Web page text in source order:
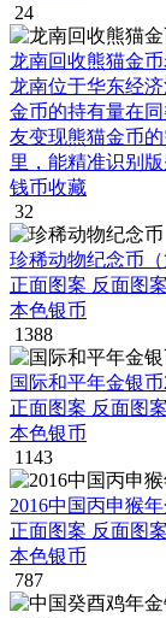
24
龙南回收熊猫金
龙南位于华东经
金币的持有量在
友变现熊猫金币
里，能精准识别
钱币收藏
32
珍稀动物纪念币
正面图案 反面图案
本色银币
1388
国际和平年金银
正面图案 反面图案
本色银币
1143
2016中国丙申猴
正面图案 反面图案
本色银币
787